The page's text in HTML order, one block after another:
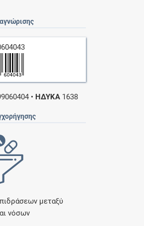
• ΗΔΥΚΑ 1638
μεταξύ
νόσων